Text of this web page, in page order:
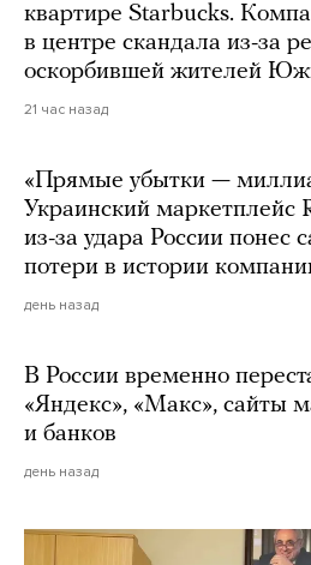
квартире Starbucks.
в центре скандала из-за
оскорбившей жителей
21 час назад
«Прямые убытки —
Украинский маркетплейс
из-за удара России понес
потери в истории
день назад
В России временно
«Яндекс», «Макс», сайты
и банков
день назад